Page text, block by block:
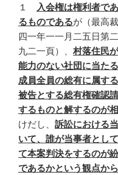
１
入会権は権利者で
るものであるが（最高
四一年一一月二五日第
九二一頁）、 村落住民
能力のない社団に当た
成員全員の総有に属す
被告とする総有権確認
するものと解するのが
けだし、 訴訟における
いて、誰が当事者とし
て本案判決をするのが
であるかという観点か